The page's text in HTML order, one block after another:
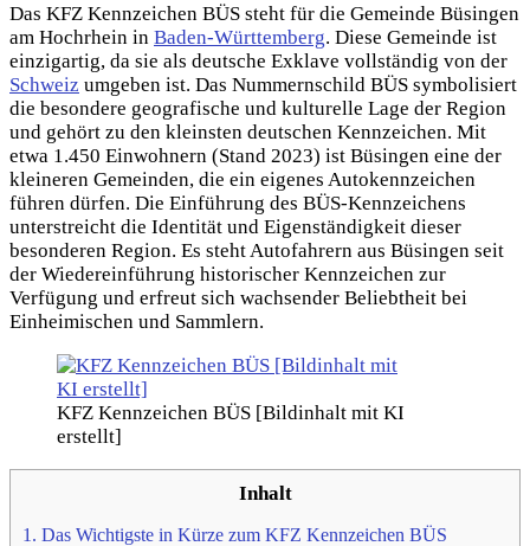
Das KFZ Kennzeichen BÜS steht für die Gemeinde Büsingen
am Hochrhein in Baden-Württemberg. Diese Gemeinde ist
einzigartig, da sie als deutsche Exklave vollständig von der
Schweiz umgeben ist. Das Nummernschild BÜS symbolisiert
die besondere geografische und kulturelle Lage der Region
und gehört zu den kleinsten deutschen Kennzeichen. Mit
etwa 1.450 Einwohnern (Stand 2023) ist Büsingen eine der
kleineren Gemeinden, die ein eigenes Autokennzeichen
führen dürfen. Die Einführung des BÜS-Kennzeichens
unterstreicht die Identität und Eigenständigkeit dieser
besonderen Region. Es steht Autofahrern aus Büsingen seit
der Wiedereinführung historischer Kennzeichen zur
Verfügung und erfreut sich wachsender Beliebtheit bei
Einheimischen und Sammlern.
KFZ Kennzeichen BÜS [Bildinhalt mit KI
erstellt]
Inhalt
1. Das Wichtigste in Kürze zum KFZ Kennzeichen BÜS